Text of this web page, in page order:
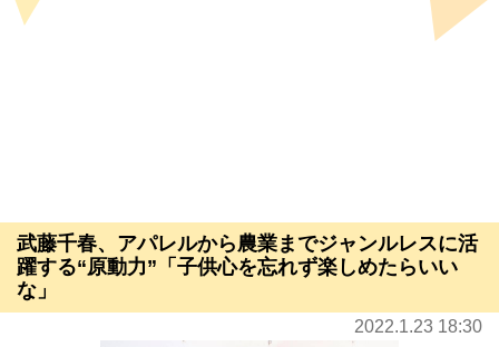
武藤千春、アパレルから農業までジャンルレスに活
躍する“原動力”「子供心を忘れず楽しめたらいい
な」
2022.1.23 18:30